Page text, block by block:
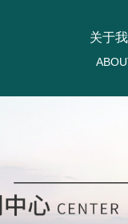
关于